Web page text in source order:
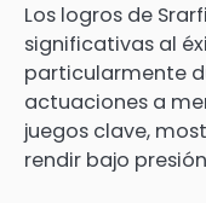
Los logros de
significativas al
particularmente
actuaciones a
juegos clave,
rendir bajo